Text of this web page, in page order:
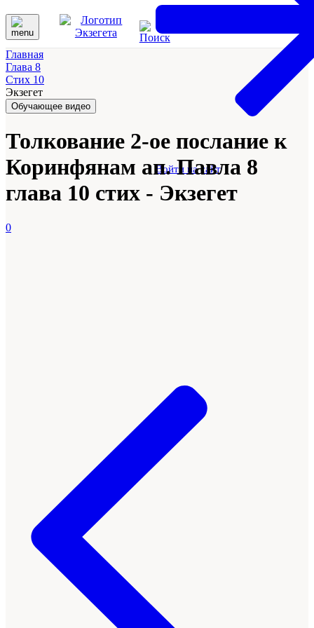
Войти на сайт
Главная
Глава 8
Стих 10
Экзегет
Обучающее видео
Толкование 2-ое послание к
Коринфянам ап. Павла 8
глава 10 стих - Экзегет
0